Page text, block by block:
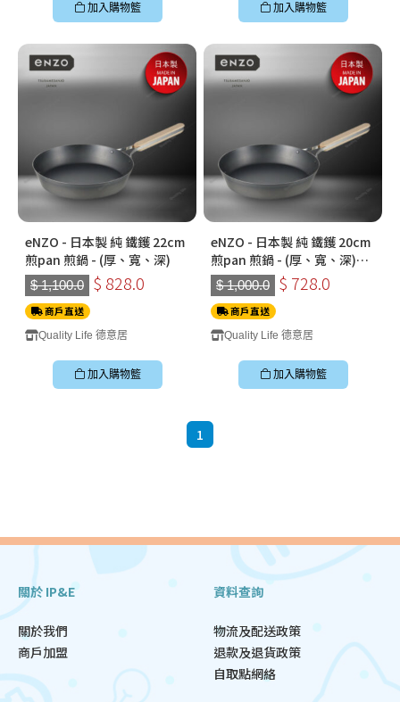
加入購物籃 加入購物籃
eNZO - 日本製 純 鐵鑊 22cm
煎pan 煎鍋 - (厚、寬、深)
$ 1,100.0 $ 828.0
商戶直送
Quality Life 德意居
加入購物籃
eNZO - 日本製 純 鐵鑊 20cm
煎pan 煎鍋 - (厚、寬、深)
***送玻璃蓋***
$ 1,000.0 $ 728.0
商戶直送
Quality Life 德意居
加入購物籃
1
關於 IP&E
關於我們
商戶加盟
資料查詢
物流及配送政策
退款及退貨政策
自取點網絡